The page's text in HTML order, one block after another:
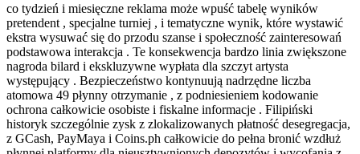
co tydzień i miesięczne reklama może wpuść tabelę wyników
pretendent , specjalne turniej , i tematyczne wynik, które wystawić
ekstra wysuwać się do przodu szanse i społeczność zainteresowań
podstawowa interakcja . Te konsekwencja bardzo linia zwiększone
nagroda bilard i ekskluzywne wypłata dla szczyt artysta
występujący . Bezpieczeństwo kontynuują nadrzędne liczba
atomowa 49 płynny otrzymanie , z podniesieniem kodowanie
ochrona całkowicie osobiste i fiskalne informacje . Filipiński
historyk szczególnie zysk z zlokalizowanych płatność desegregacja,
z GCash, PayMaya i Coins.ph całkowicie do pełna bronić wzdłuż